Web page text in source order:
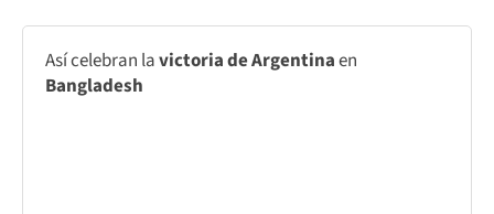
Así celebran lavictoria de Argentinaen
Bangladesh